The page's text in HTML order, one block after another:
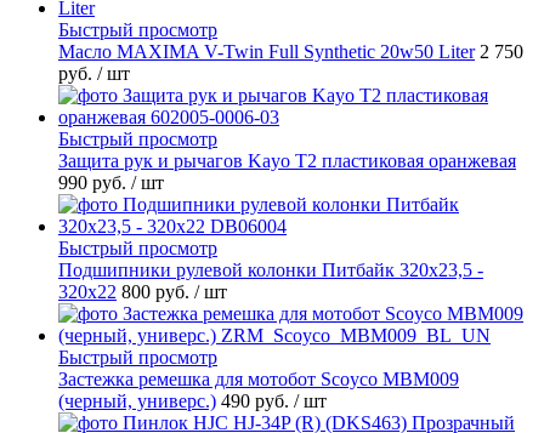
Быстрый просмотр
Масло MAXIMA V-Twin Full Synthetic 20w50 Liter 2 750
руб. / шт
Быстрый просмотр
Защита рук и рычагов Kayo T2 пластиковая оранжевая
990 руб. / шт
Быстрый просмотр
Подшипники рулевой колонки Питбайк 320x23,5 -
320x22 800 руб. / шт
Быстрый просмотр
Застежка ремешка для мотобот Scoyco MBM009
(черный, универс.) 490 руб. / шт